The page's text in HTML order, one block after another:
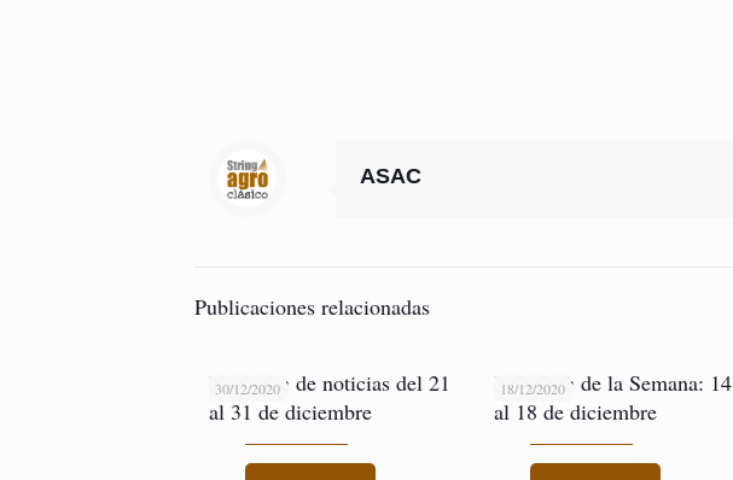
ASAC
Publicaciones relacionadas
30/12/2020
Resumen de noticias del 21
al 31 de diciembre
18/12/2020
Resumen de la Semana: 14
al 18 de diciembre